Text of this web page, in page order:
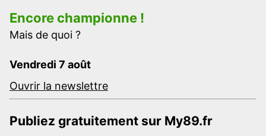
Encore championne !
Mais de quoi ?
Vendredi 7 août
Ouvrir la newslettre
Publiez gratuitement sur My89.fr